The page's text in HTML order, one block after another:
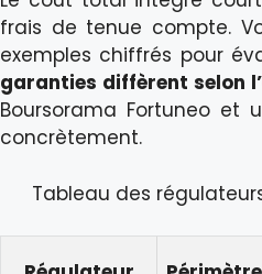
frais de tenue compte.
exemples chiffrés pour
garanties diffèrent selon
Boursorama Fortuneo
concrètement.
Tableau des